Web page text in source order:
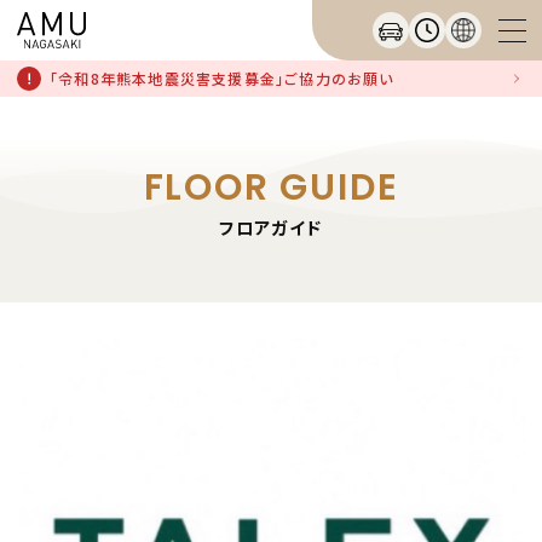
「令和8年熊本地震災害支援募金」ご協力のお願い
FLOOR GUIDE
フロアガイド